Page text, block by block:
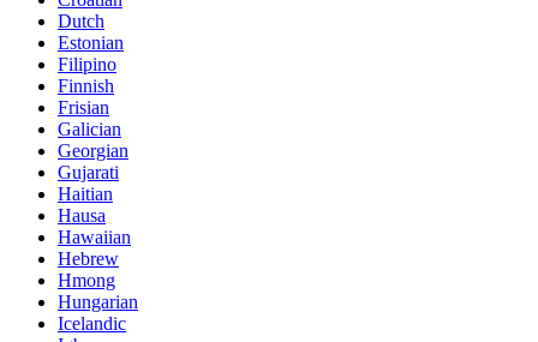
Dutch
Estonian
Filipino
Finnish
Frisian
Galician
Georgian
Gujarati
Haitian
Hausa
Hawaiian
Hebrew
Hmong
Hungarian
Icelandic